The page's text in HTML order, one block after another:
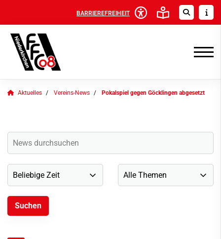
BARRIEREFREIHEIT
Aktuelles Vereins-News Pokalspiel gegen Göcklingen abgesetzt